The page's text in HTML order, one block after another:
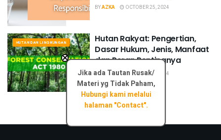
BYAZKA OCTOBER 25, 2024
HUTAN DAN LINGKUNGAN
Hutan Rakyat: Pengertian,
Dasar Hukum, Jenis, Manfaat
dan Peran Pentingnya
BY AZKA OCTOBER 22, 2024
Jika ada Tautan Rusak/
Materi yg Tidak Paham,
Hubungi kami melalui
halaman "Contact".
×